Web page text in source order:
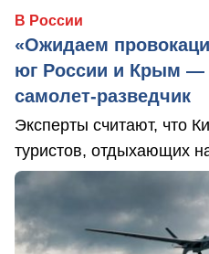
В России
«Ожидаем
юг России и Крым —
самолет-разведчик
Эксперты считают, что
туристов, отдыхающих